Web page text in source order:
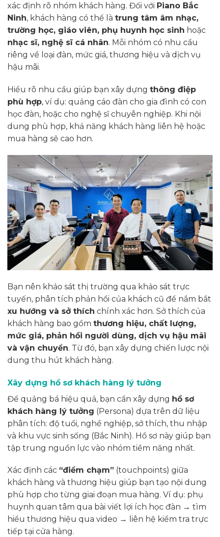
xác định rõ nhóm khách hàng. Đối với Piano Bắc
Ninh, khách hàng có thể là trung tâm âm nhạc,
trường học, giáo viên, phụ huynh học sinh hoặc
nhạc sĩ, nghệ sĩ cá nhân. Mỗi nhóm có nhu cầu
riêng về loại đàn, mức giá, thương hiệu và dịch vụ
hậu mãi.
Hiểu rõ nhu cầu giúp bạn xây dựng thông điệp
phù hợp, ví dụ: quảng cáo đàn cho gia đình có con
học đàn, hoặc cho nghệ sĩ chuyên nghiệp. Khi nội
dung phù hợp, khả năng khách hàng liên hệ hoặc
mua hàng sẽ cao hơn.
Bạn nên khảo sát thị trường qua khảo sát trực
tuyến, phân tích phản hồi của khách cũ để nắm bắt
xu hướng và sở thích chính xác hơn. Sở thích của
khách hàng bao gồm thương hiệu, chất lượng,
mức giá, phản hồi người dùng, dịch vụ hậu mãi
và vận chuyển. Từ đó, bạn xây dựng chiến lược nội
dung thu hút khách hàng.
Xây dựng hồ sơ khách hàng lý tưởng
Để quảng bá hiệu quả, bạn cần xây dựng hồ sơ
khách hàng lý tưởng (Persona) dựa trên dữ liệu
phân tích: độ tuổi, nghề nghiệp, sở thích, thu nhập
và khu vực sinh sống (Bắc Ninh). Hồ sơ này giúp bạn
tập trung nguồn lực vào nhóm tiềm năng nhất.
Xác định các “điểm chạm” (touchpoints) giữa
khách hàng và thương hiệu giúp bạn tạo nội dung
phù hợp cho từng giai đoạn mua hàng. Ví dụ: phụ
huynh quan tâm qua bài viết lợi ích học đàn → tìm
hiểu thương hiệu qua video →
liên hệ kiểm tra trực
tiếp tại cửa hàng.